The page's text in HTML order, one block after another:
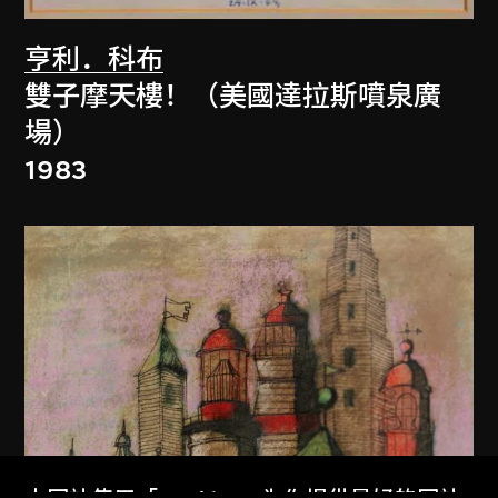
亨利．科布
雙子摩天樓！（美國達拉斯噴泉廣
場）
1983